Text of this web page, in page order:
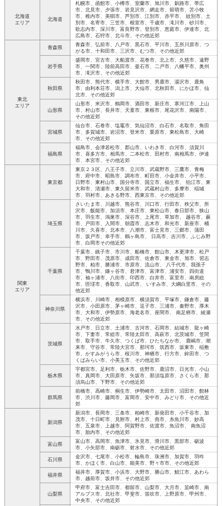
北海道
エリア
北海道
札幌市、函館市、小樽市、室蘭市、旭川市、釧路市、帯広
市、北見市、夕張市、岩見沢市、網走市、留萌市、苫小牧
市、稚内市、美唄市、芦別市、江別市、赤平市、 紋別市、土
別市、名寄市、三笠市、根室市、千歳市、滝川市、砂川市、
歌志内市、深川市、富良野市、登別市、恵庭市、伊達市、北
広島市、石狩市、北斗市、その他近郊
東北
エリア
青森県
青森市、弘前市、八戸市、黒石市、平川市、五所川原市、つ
がる市、十和田市、三沢市、むつ市、その他近郊
岩手県
盛岡市、宮古市、大船渡市、花巻市、北上市、久慈市、遠野
市、一関市、陸前高田市、釜石市、二戸市、八幡平市、奥州
市、滝沢市、その他近郊
秋田県
秋田市、熊代市、横手市、大館市、男鹿市、湯沢市、鹿角
市、由利本荘市、潟上市、大仙市、北秋田市、にかほ市、仙
北市、その他近郊
山形県
山形市、米沢市、鶴岡市、酒田市、新庄市、寒河江市、上山
市、村山市、長井市、天童市、東根市、尾花沢市、南陽市、
その他近郊
宮城県
仙台市、石巻市、塩竈市、気仙沼市、白石市、名取市、角田
市、多賀城市、岩沼市、登米市、栗原市、東松島市、大崎
市、その他近郊
福島県
福島市、会津若松市、郡山市、いわき市、白河市、須賀川
市、喜多方市、相馬市、二本松市、田村市、南相馬市、伊達
市、本宮市、その他近郊
関東
エリア
東京都
東京２３区、八王子市、立川市、武蔵野市、三鷹市、青梅
市、府中市、昭島市、調布市、町田市、小金井市、小平市、
日野市、東村山市、国分寺市、国立市、福生市、 狛江市、東
大和市、清瀬市、東久留米市、武蔵村山市、多摩市、稲城
市、羽村市、あきる野市、西東京市、その他近郊
埼玉県
さいたま市、川越市、熊谷市、川口市、行田市、秩父市、所
沢市、飯能市、加須市、本庄市、東松山市、春日部市、狭山
市、羽生市、鴻巣市、深谷市、上尾市、草加市、 越谷市、蕨
市、戸田市、入間市、朝霞市、志木市、和光市、新座市、桶
川市、久喜市、北本市、八潮市、富士見市、三郷市、蒲田
市、坂戸市、幸手市、鶴ヶ島市、 日高市、吉川市、ふじみ野
市、白岡市その他近郊
千葉県
千葉市、銚子市、市川市、船橋市、館山市、木更津市、松戸
市、野田市、茂原市、成田市、佐倉市、東金市、旭市、習志
野市、柏市、勝浦市、市原市、流山市、 八千代市、我孫子
市、鴨川市、鎌ヶ谷市、君津市、富津市、浦安市、四街道
市、袖ヶ浦市、八街市、印西市、白井市、富里市、南房総
市、匝瑳市、香取市、山武市、 いすみ市、大綱白里市、その
他近郊
神奈川県
横浜市、川崎市、相模原市、横須賀市、平塚市、鎌倉市、藤
沢市、小田原市、茅ヶ崎市、逗子市、三浦市、秦野市、厚木
市、大和市、伊勢原市、海老名市、座間市、 南足柄市、綾瀬
市、その他近郊
茨城県
水戸市、日立市、土浦市、古河市、石岡市、結城市、龍ヶ崎
市、下妻市、常総市、常陸太田市、高萩市、北茨城市、笠間
市、取手市、牛久市、つくば市、ひたちなか市、 鹿嶋市、潮
来市、守谷市、常陸大宮市、那珂市、筑西市、坂東市、稲敷
市、かすみがうら市、桜川市、神栖市、行方市、鉾田市、つ
くばみらい市、小美玉市、その他近郊
栃木県
宇都宮市、足利市、栃木市、佐野市、鹿沼市、日光市、小山
市、真岡市、大田原市、矢坂市、那須塩原市、さくら市、那
須烏山市、下野市、その他近郊
群馬県
前橋市、高崎市、桐生市、伊勢崎市、太田市、沼田市、館林
市、渋川市、藤岡市、富岡市、安中市、みどり市、その他近
郊
新潟県
新潟市、長岡市、三条市、柏崎市、新発田市、小千谷市、加
茂市、十日町市、見附市、村上市、燕市、糸魚川市、妙高
市、五泉市、上越市、阿賀野市、佐渡市、魚沼市、 南魚沼
市、胎内市、その他近郊
富山県
富山市、高岡市、魚津市、氷見市、滑川市、黒部市、砺波
市、小矢部市、南砺市、射水市、その他近郊
石川県
金沢市、七尾市、小松市、輪島市、珠洲市、加賀市、羽咋
市、かほく市、白山市、能美市、野々市市、その他近郊
福井県
福井市、厚賀市、小浜市、大野市、勝山市、鯖江市、あわら
市、越前市、坂井市、その他近郊
山梨県
甲府市、富士吉田市、都留市、山梨市、大月市、韮崎市、南
アルプス市、北社市、甲斐市、笛吹市、上野原市、甲州市、
中央市、その他近郊